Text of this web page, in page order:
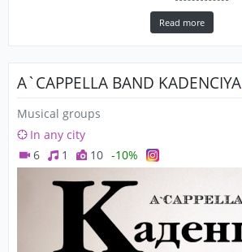
Read more
A`CAPPELLA BAND KADENCIYA
Musical groups
In any city
6
1 10 -10%